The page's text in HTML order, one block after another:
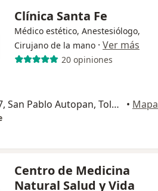
Clínica Santa Fe
Médico estético, Anestesiólogo,
Cirujano de la mano · Ver más
20 opiniones
5 de Mayo 107, San Pablo Autopan, Toluca • Mapa
Centro de Medicina
Natural Salud y Vida